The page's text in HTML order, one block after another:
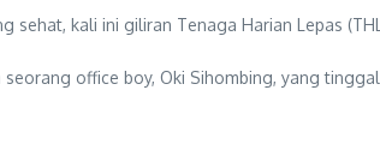
sehat, kali ini giliran Tenaga Harian Lepas
office boy, Oki Sihombing, yang